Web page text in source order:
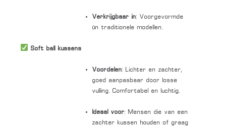
Verkrijgbaar in: Voorgevormde
én traditionele modellen.
Soft ball kussens
Voordelen: Lichter en zachter,
goed aanpasbaar door losse
vulling. Comfortabel en luchtig.
Ideaal voor: Mensen die van een
zachter kussen houden of graag